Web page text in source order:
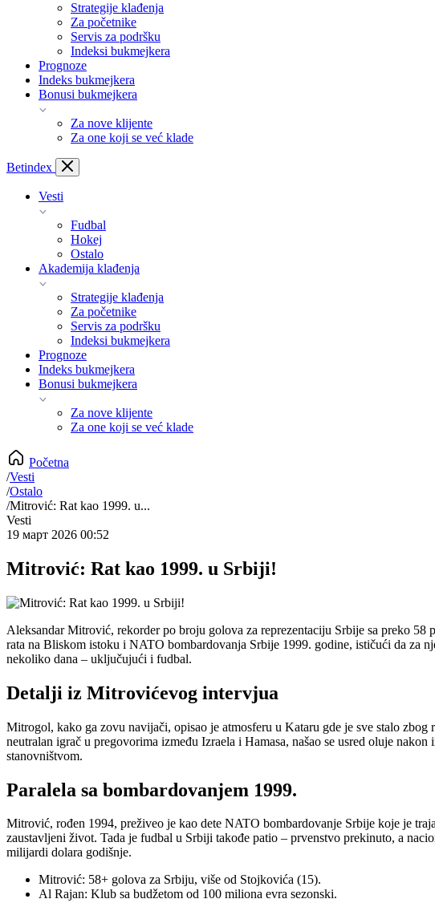
Strategije klađenja
Za početnike
Servis za podršku
Indeksi bukmejkera
Prognoze
Indeks bukmejkera
Bonusi bukmejkera
Za nove klijente
Za one koji se već klade
Betindex
Vesti
Fudbal
Hokej
Ostalo
Akademija klađenja
Strategije klađenja
Za početnike
Servis za podršku
Indeksi bukmejkera
Prognoze
Indeks bukmejkera
Bonusi bukmejkera
Za nove klijente
Za one koji se već klade
Početna
/Vesti
/Ostalo
/Mitrović: Rat kao 1999. u...
Vesti
19 март 2026 00:52
Mitrović: Rat kao 1999. u Srbiji!
Aleksandar Mitrović, rekorder po broju golova za reprezentaciju Srbije sa preko
rata na Bliskom istoku i NATO bombardovanja Srbije 1999. godine, ističući da za
nekoliko dana – uključujući i fudbal.
Detalji iz Mitrovićevog intervjua
Mitrogol, kako ga zovu navijači, opisao je atmosferu u Kataru gde je sve stalo
neutralan igrač u pregovorima između Izraela i Hamasa, našao se usred oluje
stanovništvom.
Paralela sa bombardovanjem 1999.
Mitrović, rođen 1994, preživeo je kao dete NATO bombardovanje Srbije koje je
zaustavljeni život. Tada je fudbal u Srbiji takođe patio – prvenstvo prekinuto, a
milijardi dolara godišnje.
Mitrović: 58+ golova za Srbiju, više od Stojkovića (15).
Al Rajan: Klub sa budžetom od 100 miliona evra sezonski.